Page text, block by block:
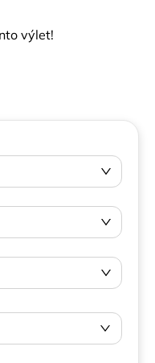
výlet!